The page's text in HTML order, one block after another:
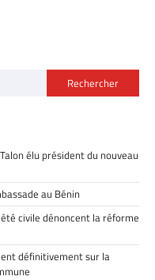
Rechercher
élu président du nouveau
au Bénin
civile dénoncent la réforme
définitivement sur la